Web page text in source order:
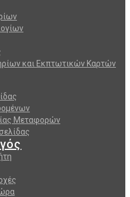
και Εκπτωτικών Καρτών
Μεταφορών